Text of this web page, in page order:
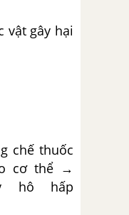
vật gây hại
chế thuốc
cơ thể →
hô hấp